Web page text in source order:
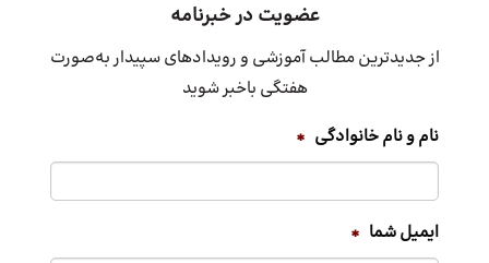
عضویت در خبرنامه
از جدیدترین مطالب آموزشی و رویدادهای سپیدار به‌صورت
هفتگی باخبر شوید
نام و نام خانوادگی *
ایمیل شما *